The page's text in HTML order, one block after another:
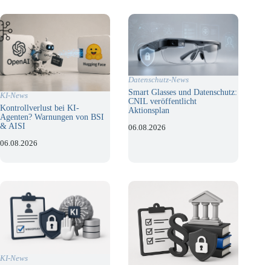
KI-News
Kontrollverlust bei KI-
Agenten? Warnungen von BSI
& AISI
06.08.2026
Datenschutz-News
Smart Glasses und Datenschutz:
CNIL veröffentlicht
Aktionsplan
06.08.2026
KI-News